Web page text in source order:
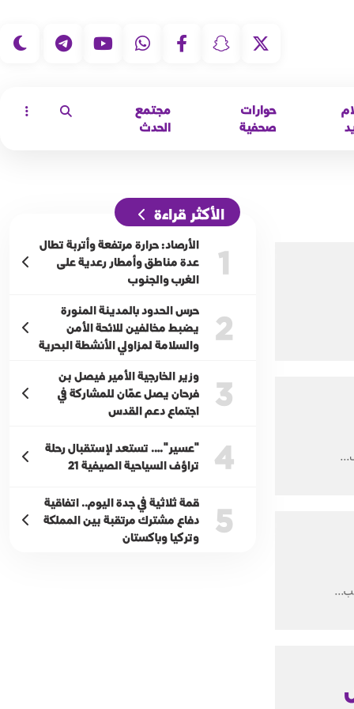
حوارات
صحفية
مجتمع
الحدث
الأكثر قراءة
1
الأرصاد: حرارة مرتفعة وأتربة تطال
عدة مناطق وأمطار رعدية على
الغرب والجنوب
2
حرس الحدود بالمدينة المنورة
يضبط مخالفين للائحة الأمن
والسلامة لمزاولي الأنشطة البحرية
3
وزير الخارجية الأمير فيصل بن
فرحان يصل عمّان للمشاركة في
اجتماع دعم القدس
4
"عسير"…. تستعد لإستقبال رحلة
تراؤف السياحية الصيفية 21
5
قمة ثلاثية في جدة اليوم.. اتفاقية
دفاع مشترك مرتقبة بين المملكة
وتركيا وباكستان